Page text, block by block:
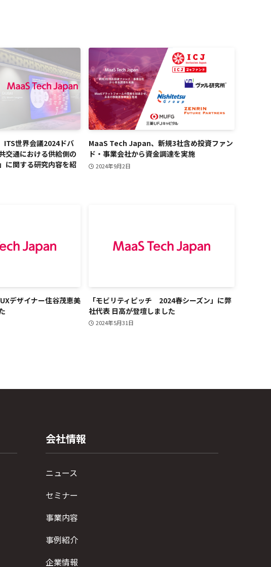
世界会議2024ドバ
交通における供給側の
に関する研究内容を紹
MaaS Tech Japan、新規3社含め投資ファン
ド・事業会社から資金調達を実施
2024年9月2日
デザイナー住谷茂恵美
「モビリティピッチ 2024春シーズン」に弊
社代表 日高が登壇しました
2024年5月31日
会社情報
ニュース
セミナー
事業内容
事例紹介
企業情報